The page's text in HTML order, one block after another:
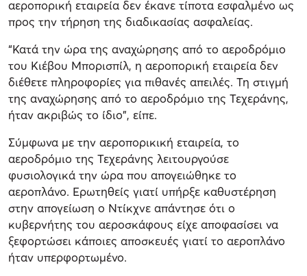
αεροπορική εταιρεία δεν έκανε τίποτα εσφαλμένο ως
προς την τήρηση της διαδικασίας ασφαλείας.
“Κατά την ώρα της αναχώρησης από το αεροδρόμιο
του Κιέβου Μπορισπίλ, η αεροπορική εταιρεία δεν
διέθετε πληροφορίες για πιθανές απειλές. Τη στιγμή
της αναχώρησης από το αεροδρόμιο της Τεχεράνης,
ήταν ακριβώς το ίδιο”, είπε.
Σύμφωνα με την αεροπορικική εταιρεία, το
αεροδρόμιο της Τεχεράνης λειτουργούσε
φυσιολογικά την ώρα που απογειώθηκε το
αεροπλάνο. Ερωτηθείς γιατί υπήρξε καθυστέρηση
στην απογείωση ο Ντίκχνε απάντησε ότι ο
κυβερνήτης του αεροσκάφους είχε αποφασίσει να
ξεφορτώσει κάποιες αποσκευές γιατί το αεροπλάνο
ήταν υπερφορτωμένο.